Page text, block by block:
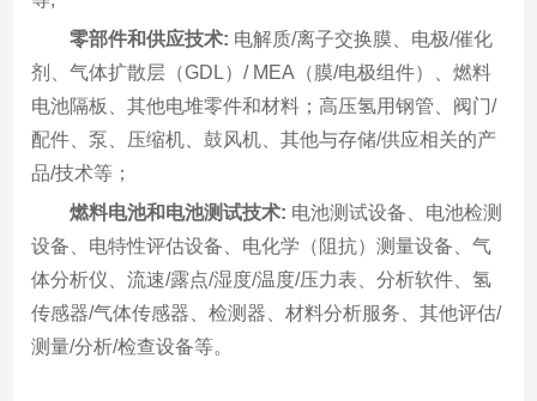
零部件和供应技术: 电解质/离子交换膜、电极/催化
剂、气体扩散层（GDL）/ MEA（膜/电极组件）、燃料
电池隔板、其他电堆零件和材料；高压氢用钢管、阀门/
配件、泵、压缩机、鼓风机、其他与存储/供应相关的产
品/技术等；
燃料电池和电池测试技术: 电池测试设备、电池检测
设备、电特性评估设备、电化学（阻抗）测量设备、气
体分析仪、流速/露点/湿度/温度/压力表、分析软件、氢
传感器/气体传感器、检测器、材料分析服务、其他评估/
测量/分析/检查设备等。